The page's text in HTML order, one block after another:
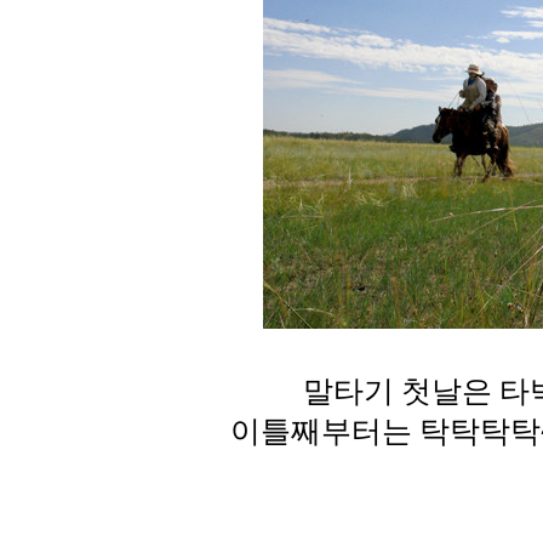
말타기 첫날은 타
이틀째부터는 탁탁탁